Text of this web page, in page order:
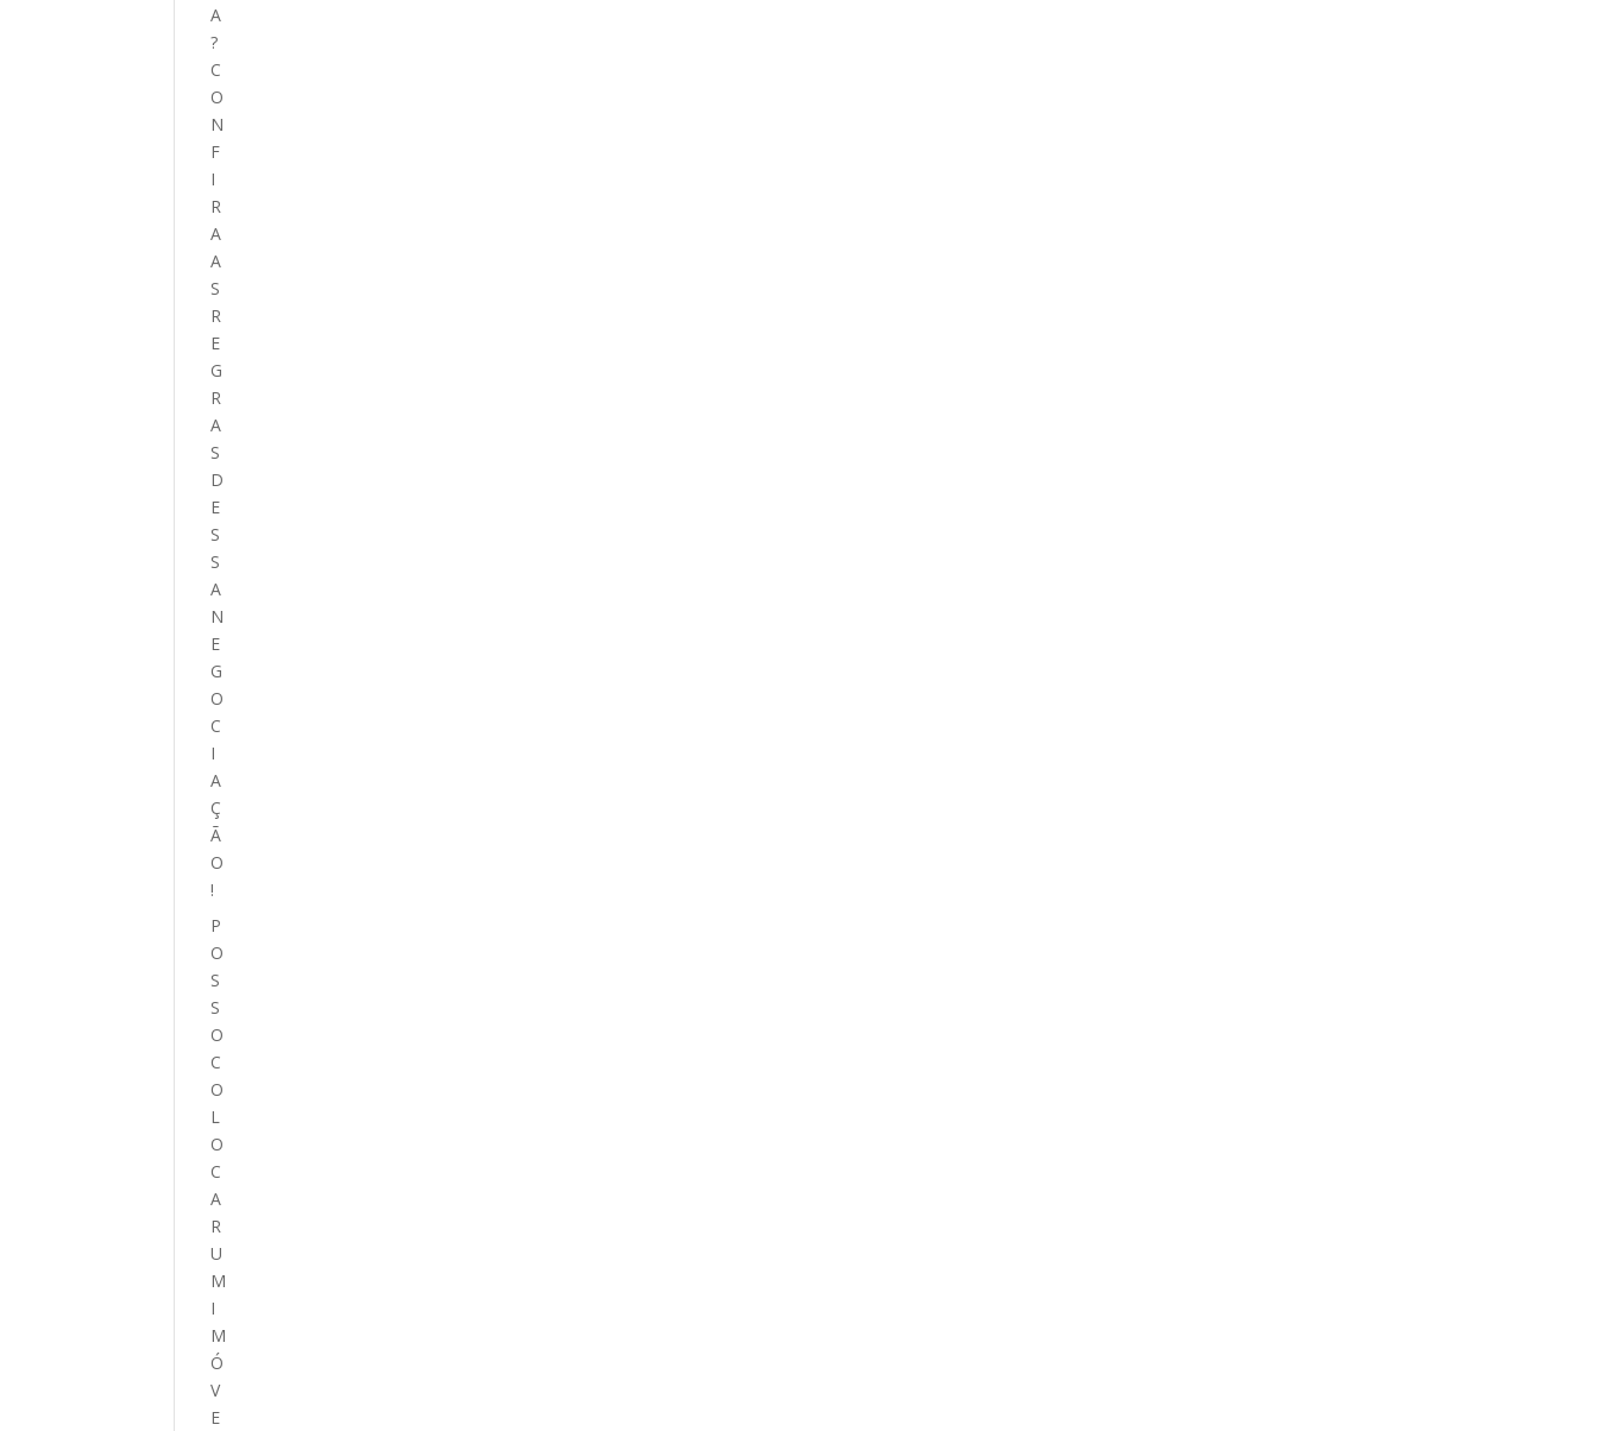
A
?
C
O
N
F
I
R
A
A
S
R
E
G
R
A
S
D
E
S
S
A
N
E
G
O
C
I
A
Ç
Ã
O
!
P
O
S
S
O
C
O
L
O
C
A
R
U
M
I
M
Ó
V
E